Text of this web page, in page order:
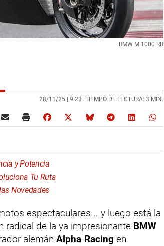
BMW M 1000 RR
28/11/25 | 9:23 | TIEMPO DE LECTURA: 3 MIN.
y Potencia
Tu Ruta
Novedades
espectaculares... y luego está la
radical de la ya impresionante BMW
alemán Alpha Racing en